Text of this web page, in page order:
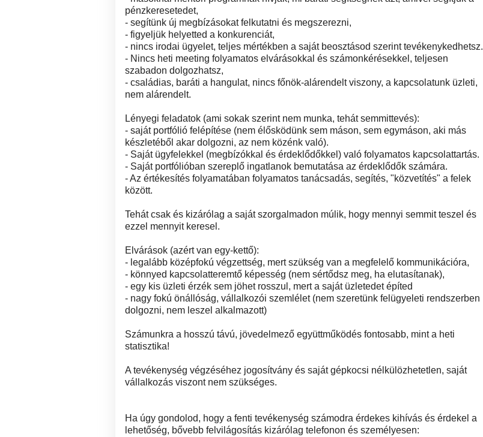
pénzkeresetedet,
- segítünk új megbízásokat felkutatni és megszerezni,
- figyeljük helyetted a konkurenciát,
- nincs irodai ügyelet, teljes mértékben a saját beosztásod szerint tevékenykedhetsz.
- Nincs heti meeting folyamatos elvárásokkal és számonkérésekkel, teljesen
szabadon dolgozhatsz,
- családias, baráti a hangulat, nincs főnök-alárendelt viszony, a kapcsolatunk üzleti,
nem alárendelt.
Lényegi feladatok (ami sokak szerint nem munka, tehát semmittevés):
- saját portfólió felépítése (nem élősködünk sem máson, sem egymáson, aki más
készletéből akar dolgozni, az nem közénk való).
- Saját ügyfelekkel (megbízókkal és érdeklődőkkel) való folyamatos kapcsolattartás.
- Saját portfólióban szereplő ingatlanok bemutatása az érdeklődők számára.
- Az értékesítés folyamatában folyamatos tanácsadás, segítés, "közvetítés" a felek
között.
Tehát csak és kizárólag a saját szorgalmadon múlik, hogy mennyi semmit teszel és
ezzel mennyit keresel.
Elvárások (azért van egy-kettő):
- legalább középfokú végzettség, mert szükség van a megfelelő kommunikációra,
- könnyed kapcsolatteremtő képesség (nem sértődsz meg, ha elutasítanak),
- egy kis üzleti érzék sem jöhet rosszul, mert a saját üzletedet építed
- nagy fokú önállóság, vállalkozói szemlélet (nem szeretünk felügyeleti rendszerben
dolgozni, nem leszel alkalmazott)
Számunkra a hosszú távú, jövedelmező együttműködés fontosabb, mint a heti
statisztika!
A tevékenység végzéséhez jogosítvány és saját gépkocsi nélkülözhetetlen, saját
vállalkozás viszont nem szükséges.
Ha úgy gondolod, hogy a fenti tevékenység számodra érdekes kihívás és érdekel a
lehetőség, bővebb felvilágosítás kizárólag telefonon és személyesen: